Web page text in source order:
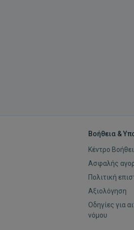
Βοήθεια &
Κέντρο
Ασφαλής
Πολιτική
Αξιολόγηση
Οδηγίες για
νόμου